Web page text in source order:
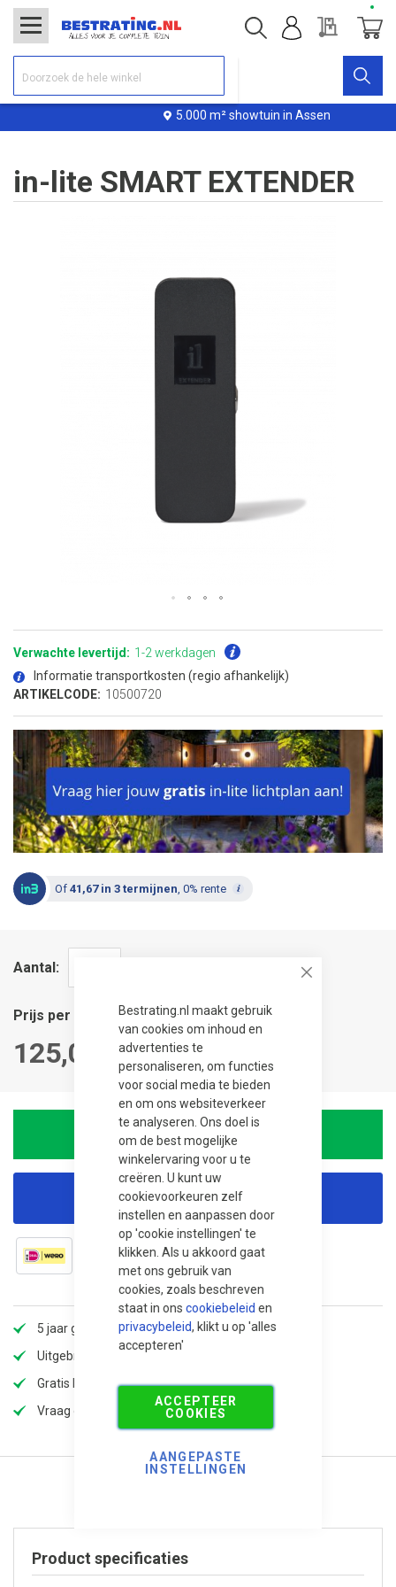
Bestrating.nl maakt gebruik
van cookies om inhoud en
advertenties te
personaliseren, om functies
voor social media te bieden
en om ons websiteverkeer
te analyseren. Ons doel is
om de best mogelijke
winkelervaring voor u te
creëren. U kunt uw
cookievoorkeuren zelf
instellen en aanpassen door
op 'cookie instellingen' te
klikken. Als u akkoord gaat
met ons gebruik van
cookies, zoals beschreven
staat in ons cookiebeleid en
privacybeleid, klikt u op 'alles
accepteren'
ACCEPTEER
COOKIES
AANGEPASTE
INSTELLINGEN
5.000 m² showtuin in Assen
Offerte
in-lite SMART EXTENDER
naar
begin
de
afbeeldingen-
Verwachte levertijd: 1-2 werkdagen
Informatie transportkosten (regio afhankelijk)
ARTIKELCODE: 10500720
Of 41,67 in 3 termijnen, 0% rente
Aantal
Prijs per stuk
125,00
In winkelwagen
Korting aanvragen
5 jaar garantie
Uitgebreid assortiment
Gratis bezorging
Vraag offerte aan voor extra korting!
Product specificaties